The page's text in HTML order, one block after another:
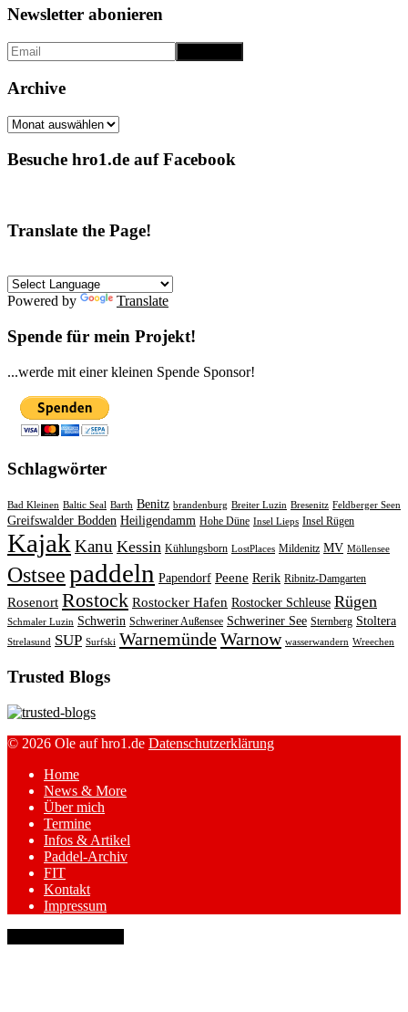
Newsletter abonieren
Archive
Archive
Besuche hro1.de auf Facebook
Translate the Page!
Powered by Translate
Spende für mein Projekt!
...werde mit einer kleinen Spende Sponsor!
Schlagwörter
Bad Kleinen Baltic Seal Barth Benitz brandenburg Breiter Luzin Bresenitz Feldberger Seen
Greifswalder Bodden Heiligendamm Hohe Düne Insel Lieps Insel Rügen
Kajak Kanu Kessin Kühlungsborn LostPlaces Mildenitz MV Möllensee
Ostseepaddeln Papendorf Peene Rerik Ribnitz-Damgarten
Rosenort Rostock Rostocker Hafen Rostocker Schleuse Rügen
Schmaler Luzin Schwerin Schweriner Außensee Schweriner See Sternberg Stoltera
Strelasund SUP Surfski WarnemündeWarnow wasserwandern Wreechen
Trusted Blogs
© 2026 Ole auf hro1.de Datenschutzerklärung
Home
News & More
Über mich
Termine
Infos & Artikel
Paddel-Archiv
FIT
Kontakt
Impressum